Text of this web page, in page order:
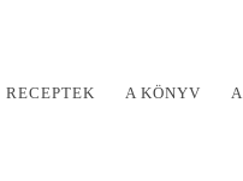
RECEPTEK A KÖNYV